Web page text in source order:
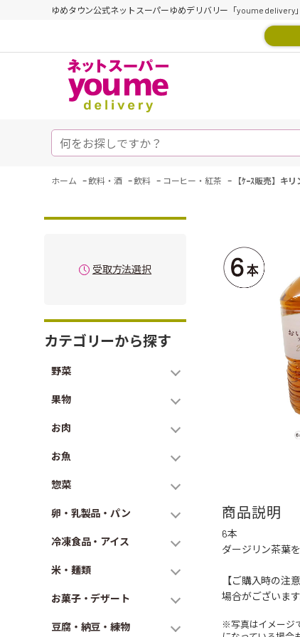
ゆめタウン公式ネットスーパーゆめデリバリー「youme delivery」
ホーム -飲料・酒 -飲料 - コーヒー・紅茶 - 【ｹｰｽ販売】キ
受取方法選択
カテゴリーから探す
野菜
果物
お肉
お魚
惣菜
卵・乳製品・パン
冷凍食品・アイス
米・麺類
お菓子・デザート
豆腐・納豆・練物
商品説明
6本
ダージリン茶葉
【ご購入時の注
場合がございま
※写真はイメージ